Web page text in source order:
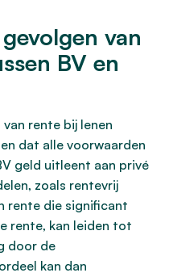
van
BV en
rente bij lenen
dat alle voorwaarden
geld uitleent aan privé
zoals rentevrij
rente die significant
rente, kan leiden tot
door de
kan dan